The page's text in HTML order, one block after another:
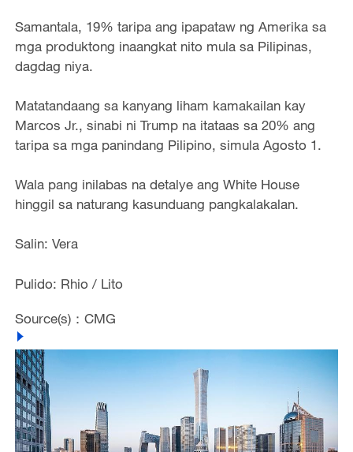
Samantala, 19% taripa ang ipapataw ng Amerika sa
mga produktong inaangkat nito mula sa Pilipinas,
dagdag niya.
Matatandaang sa kanyang liham kamakailan kay
Marcos Jr., sinabi ni Trump na itataas sa 20% ang
taripa sa mga panindang Pilipino, simula Agosto 1.
Wala pang inilabas na detalye ang White House
hinggil sa naturang kasunduang pangkalakalan.
Salin: Vera
Pulido: Rhio / Lito
Source(s)：CMG